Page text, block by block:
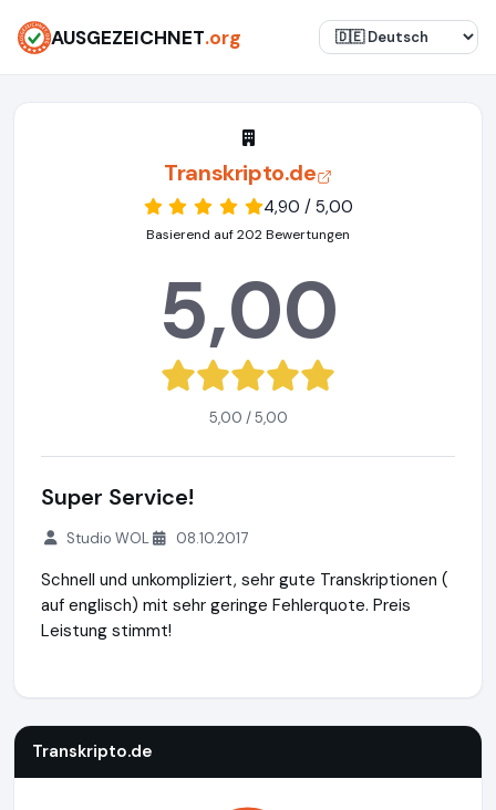
AUSGEZEICHNET.org
Transkripto.de
4,90 / 5,00
Basierend auf 202 Bewertungen
5,00
5,00 / 5,00
Super Service!
Studio WOL 08.10.2017
Schnell und unkompliziert, sehr gute Transkriptionen (
auf englisch) mit sehr geringe Fehlerquote. Preis
Leistung stimmt!
Transkripto.de